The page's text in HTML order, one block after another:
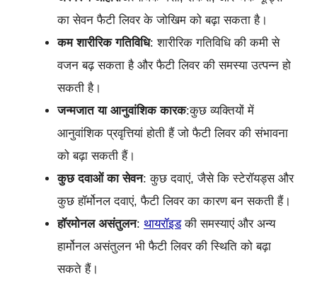
का सेवन फैटी लिवर के जोखिम को बढ़ा सकता है।
कम शारीरिक गतिविधि: शारीरिक गतिविधि की कमी से
वजन बढ़ सकता है और फैटी लिवर की समस्या उत्पन्न हो
सकती है।
जन्मजात या आनुवांशिक कारक:कुछ व्यक्तियों में
आनुवांशिक प्रवृत्तियां होती हैं जो फैटी लिवर की संभावना
को बढ़ा सकती हैं।
कुछ दवाओं का सेवन: कुछ दवाएं, जैसे कि स्टेरॉयड्स और
कुछ हॉर्मोनल दवाएं, फैटी लिवर का कारण बन सकती हैं।
हॉरमोनल असंतुलन: थायरॉइडकी समस्याएं और अन्य
हार्मोनल असंतुलन भी फैटी लिवर की स्थिति को बढ़ा
सकते हैं।